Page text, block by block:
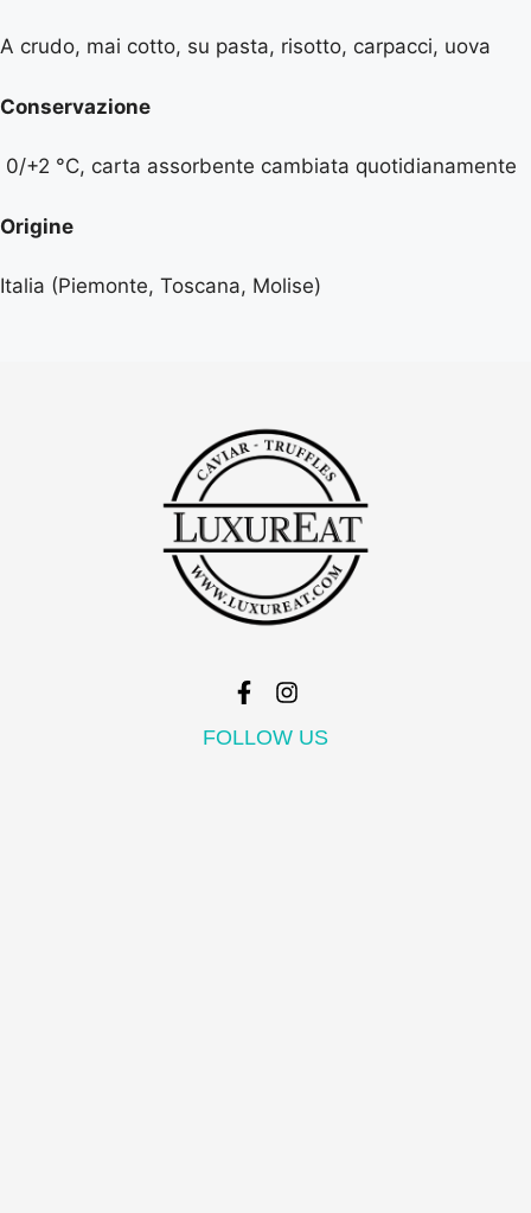
A crudo, mai cotto, su pasta, risotto, carpacci, uova
Conservazione
0/+2 °C, carta assorbente cambiata quotidianamente
Origine
Italia (Piemonte, Toscana, Molise)
FOLLOW US